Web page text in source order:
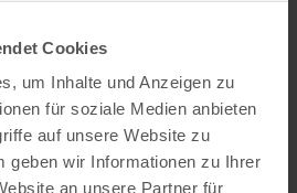
Cookies
um Inhalte und Anzeigen zu
für soziale Medien anbieten
auf unsere Website zu
geben wir Informationen zu Ihrer
an unsere Partner für
de Big Band van de
Stolberg weer in
voor een traditioneel
repertoire zal